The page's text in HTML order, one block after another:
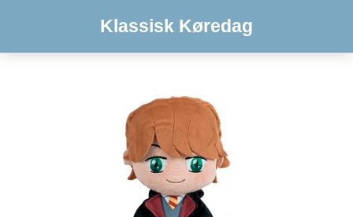
Klassisk Køredag